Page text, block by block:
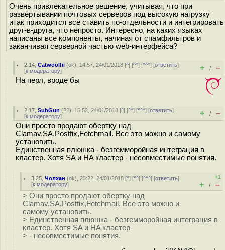
Очень привлекательное решение, учитывая, что при
развёртывании почтовых серверов под высокую нагрузку
итак приходится всё ставить по-отдельности и интегрировать
друг-в-друга, что непросто. Интересно, на каких языках
написаны все компоненты, начиная от спамфильтров и
заканчивая серверной частью web-интерфейса?
2.14 ,Catwoolfii (ok), 14:57, 24/01/2018 [^] [^^] [^^^] [ответить]
[к модератору] + / –
На перл, вроде бы
2.17 ,SubGun (??), 15:52, 24/01/2018 [^] [^^] [^^^] [ответить]
[к модератору] + / –
Они просто продают обертку над
Clamav,SA,Postfix,Fetchmail. Все это можно и самому
установить.
Единственная плюшка - безгемморойная интеграция в
кластер. Хотя SA и HA кластер - несовместимые понятия.
3.25 ,Чолхан (ok), 23:22, 24/01/2018 [^] [^^] [^^^] [ответить]
[к модератору]
+1
+ / –
> Они просто продают обертку над
Clamav,SA,Postfix,Fetchmail. Все это можно и
самому установить.
> Единственная плюшка - безгемморойная интеграция в
кластер. Хотя SA и HA кластер
> - несовместимые понятия.